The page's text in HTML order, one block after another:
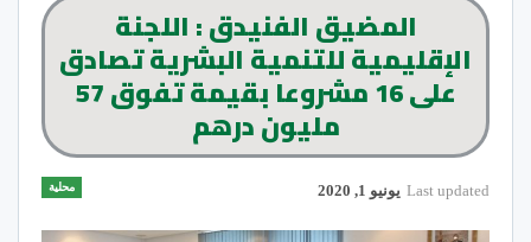
المضيق الفنيدق : اللجنة
الإقليمية للتنمية البشرية تصادق
على 16 مشروعا بقيمة تفوق 57
مليون درهم
محلية Last updated يونيو 1, 2020